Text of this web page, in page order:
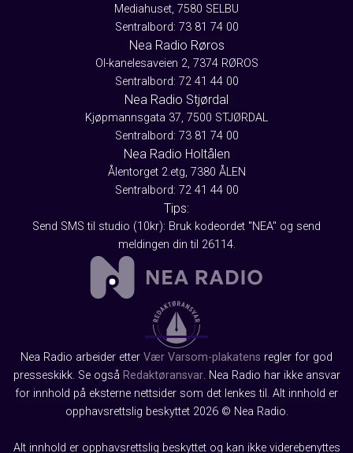
Mediahuset, 7580 SELBU
Sentralbord: 73 81 74 00
Nea Radio Røros
Ol-kanelesaveien 2, 7374 RØROS
Sentralbord: 72 41 44 00
Nea Radio Stjørdal
Kjøpmannsgata 37, 7500 STJØRDAL
Sentralbord: 73 81 74 00
Nea Radio Holtålen
Ålentorget 2.etg, 7380 ÅLEN
Sentralbord: 72 41 44 00
Tips:
Send SMS til studio (10kr): Bruk kodeordet "NEA" og send
meldingen din til 26114.
Nea Radio arbeider etter Vær Varsom-plakatens regler for god
presseskikk. Se også Redaktøransvar. Nea Radio har ikke ansvar
for innhold på eksterne nettsider som det lenkes til. Alt innhold er
opphavsrettslig beskyttet 2026 © Nea Radio.
Alt innhold er opphavsrettslig beskyttet og kan ikke viderebenyttes